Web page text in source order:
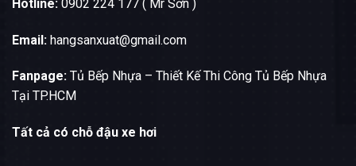
Hotline: 0902 224 177 ( Mr Sơn )
Email: hangsanxuat@gmail.com
Fanpage: Tủ Bếp Nhựa – Thiết Kế Thi Công Tủ Bếp Nhựa
Tại TP.HCM
Tất cả có chỗ đậu xe hơi